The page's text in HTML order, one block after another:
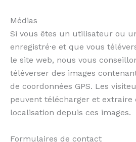
Médias
Si vous êtes un utilisateur ou
enregistré·e et que vous
le site web, nous vous
téléverser des images
de coordonnées GPS. Les
peuvent télécharger et extraire
localisation depuis ces images.
Formulaires de contact